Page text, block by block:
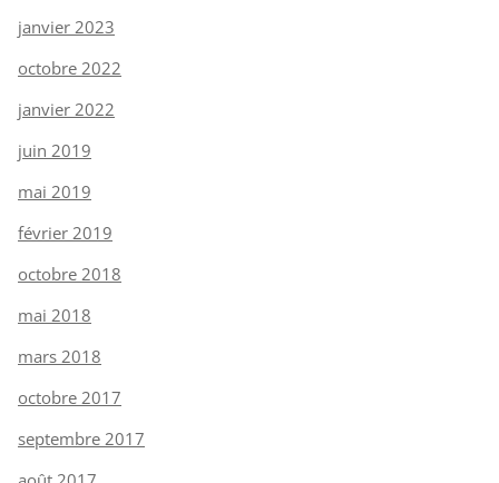
janvier 2023
octobre 2022
janvier 2022
juin 2019
mai 2019
février 2019
octobre 2018
mai 2018
mars 2018
octobre 2017
septembre 2017